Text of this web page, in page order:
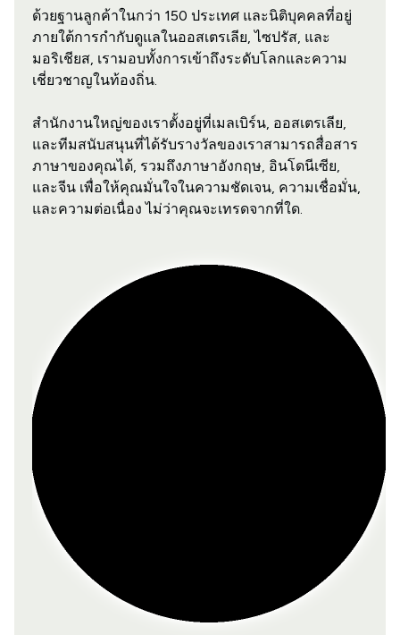
ด้วยฐานลูกค้าในกว่า 150 ประเทศ และนิติบุคคลที่อยู่
ภายใต้การกำกับดูแลในออสเตรเลีย, ไซปรัส, และ
มอริเชียส, เรามอบทั้งการเข้าถึงระดับโลกและความ
เชี่ยวชาญในท้องถิ่น.
สำนักงานใหญ่ของเราตั้งอยู่ที่เมลเบิร์น, ออสเตรเลีย,
และทีมสนับสนุนที่ได้รับรางวัลของเราสามารถสื่อสาร
ภาษาของคุณได้, รวมถึงภาษาอังกฤษ, อินโดนีเซีย,
และจีน เพื่อให้คุณมั่นใจในความชัดเจน, ความเชื่อมั่น,
และความต่อเนื่อง ไม่ว่าคุณจะเทรดจากที่ใด.